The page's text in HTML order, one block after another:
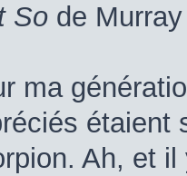
So de
ma
étaient
Ah, et